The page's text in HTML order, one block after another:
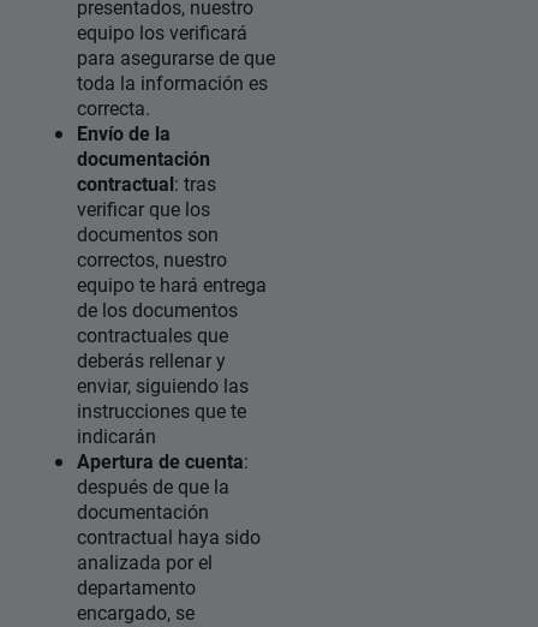
presentados, nuestro
equipo los verificará
para asegurarse de que
toda la información es
correcta.
Envío de la
documentación
contractual: tras
verificar que los
documentos son
correctos, nuestro
equipo te hará entrega
de los documentos
contractuales que
deberás rellenar y
enviar, siguiendo las
instrucciones que te
indicarán
Apertura de cuenta:
después de que la
documentación
contractual haya sido
analizada por el
departamento
encargado, se